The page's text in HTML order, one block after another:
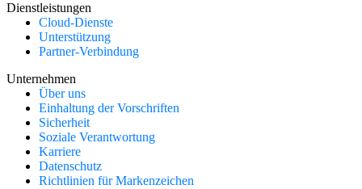
Dienstleistungen
Cloud-Dienste
Unterstützung
Partner-Verbindung
Unternehmen
Über uns
Einhaltung der Vorschriften
Sicherheit
Soziale Verantwortung
Karriere
Datenschutz
Richtlinien für Markenzeichen